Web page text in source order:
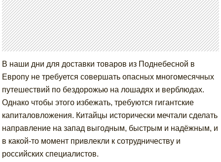
В наши дни для доставки товаров из Поднебесной в
Европу не требуется совершать опасных многомесячных
путешествий по бездорожью на лошадях и верблюдах.
Однако чтобы этого избежать, требуются гигантские
капиталовложения. Китайцы исторически мечтали сделать
направление на запад выгодным, быстрым и надёжным, и
в какой-то момент привлекли к сотрудничеству и
российских специалистов.